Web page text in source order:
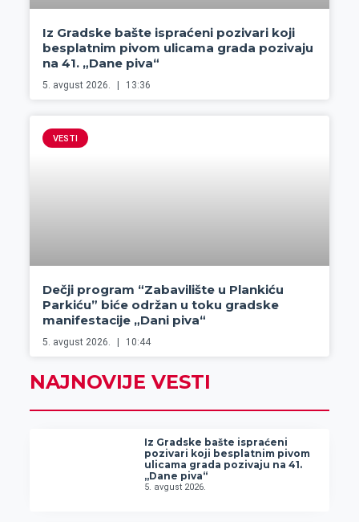
Iz Gradske bašte ispraćeni pozivari koji
besplatnim pivom ulicama grada pozivaju
na 41. „Dane piva“
5. avgust 2026. 13:36
VESTI
Dečji program “Zabavilište u Plankiću
Parkiću” biće održan u toku gradske
manifestacije „Dani piva“
5. avgust 2026. 10:44
NAJNOVIJE VESTI
Iz Gradske bašte ispraćeni
pozivari koji besplatnim pivom
ulicama grada pozivaju na 41.
„Dane piva“
5. avgust 2026.